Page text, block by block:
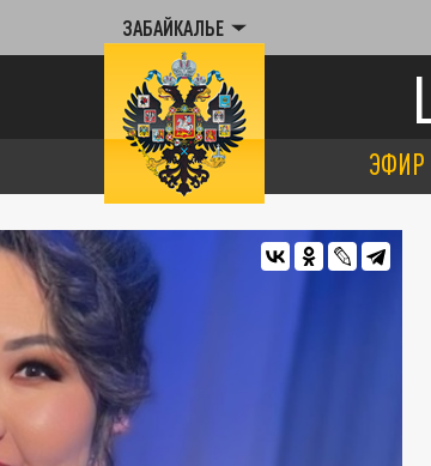
ЗАБАЙКАЛЬЕ
ЭФИР